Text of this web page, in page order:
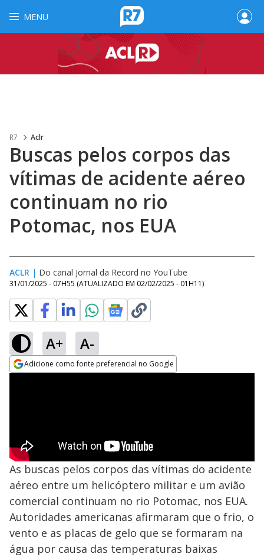
MENU
R7 Aclr
Buscas pelos corpos das
vítimas de acidente aéreo
continuam no rio
Potomac, nos EUA
ACLR | Do canal Jornal da Record no YouTube
31/01/2025 - 07H55 (ATUALIZADO EM 02/02/2025 - 01H11)
A+ A-
Adicione como fonte preferencial no Google
As buscas pelos corpos das vítimas do acidente
aéreo entre um helicóptero militar e um avião
comercial continuam no rio Potomac, nos EUA.
Autoridades americanas afirmaram que o frio, o
vento e as placas de gelo que se formaram na
água por causa das temperaturas baixas